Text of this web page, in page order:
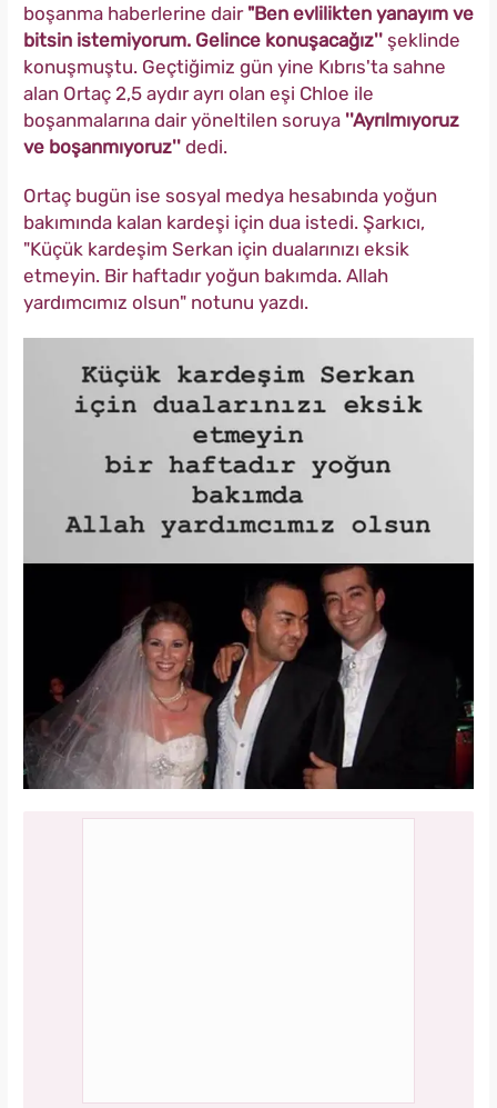
boşanma haberlerine dair "Ben evlilikten yanayım ve
bitsin istemiyorum. Gelince konuşacağız'' şeklinde
konuşmuştu. Geçtiğimiz gün yine Kıbrıs'ta sahne
alan Ortaç 2,5 aydır ayrı olan eşi Chloe ile
boşanmalarına dair yöneltilen soruya ''Ayrılmıyoruz
ve boşanmıyoruz'' dedi.
Ortaç bugün ise sosyal medya hesabında yoğun
bakımında kalan kardeşi için dua istedi. Şarkıcı,
"Küçük kardeşim Serkan için dualarınızı eksik
etmeyin. Bir haftadır yoğun bakımda. Allah
yardımcımız olsun" notunu yazdı.